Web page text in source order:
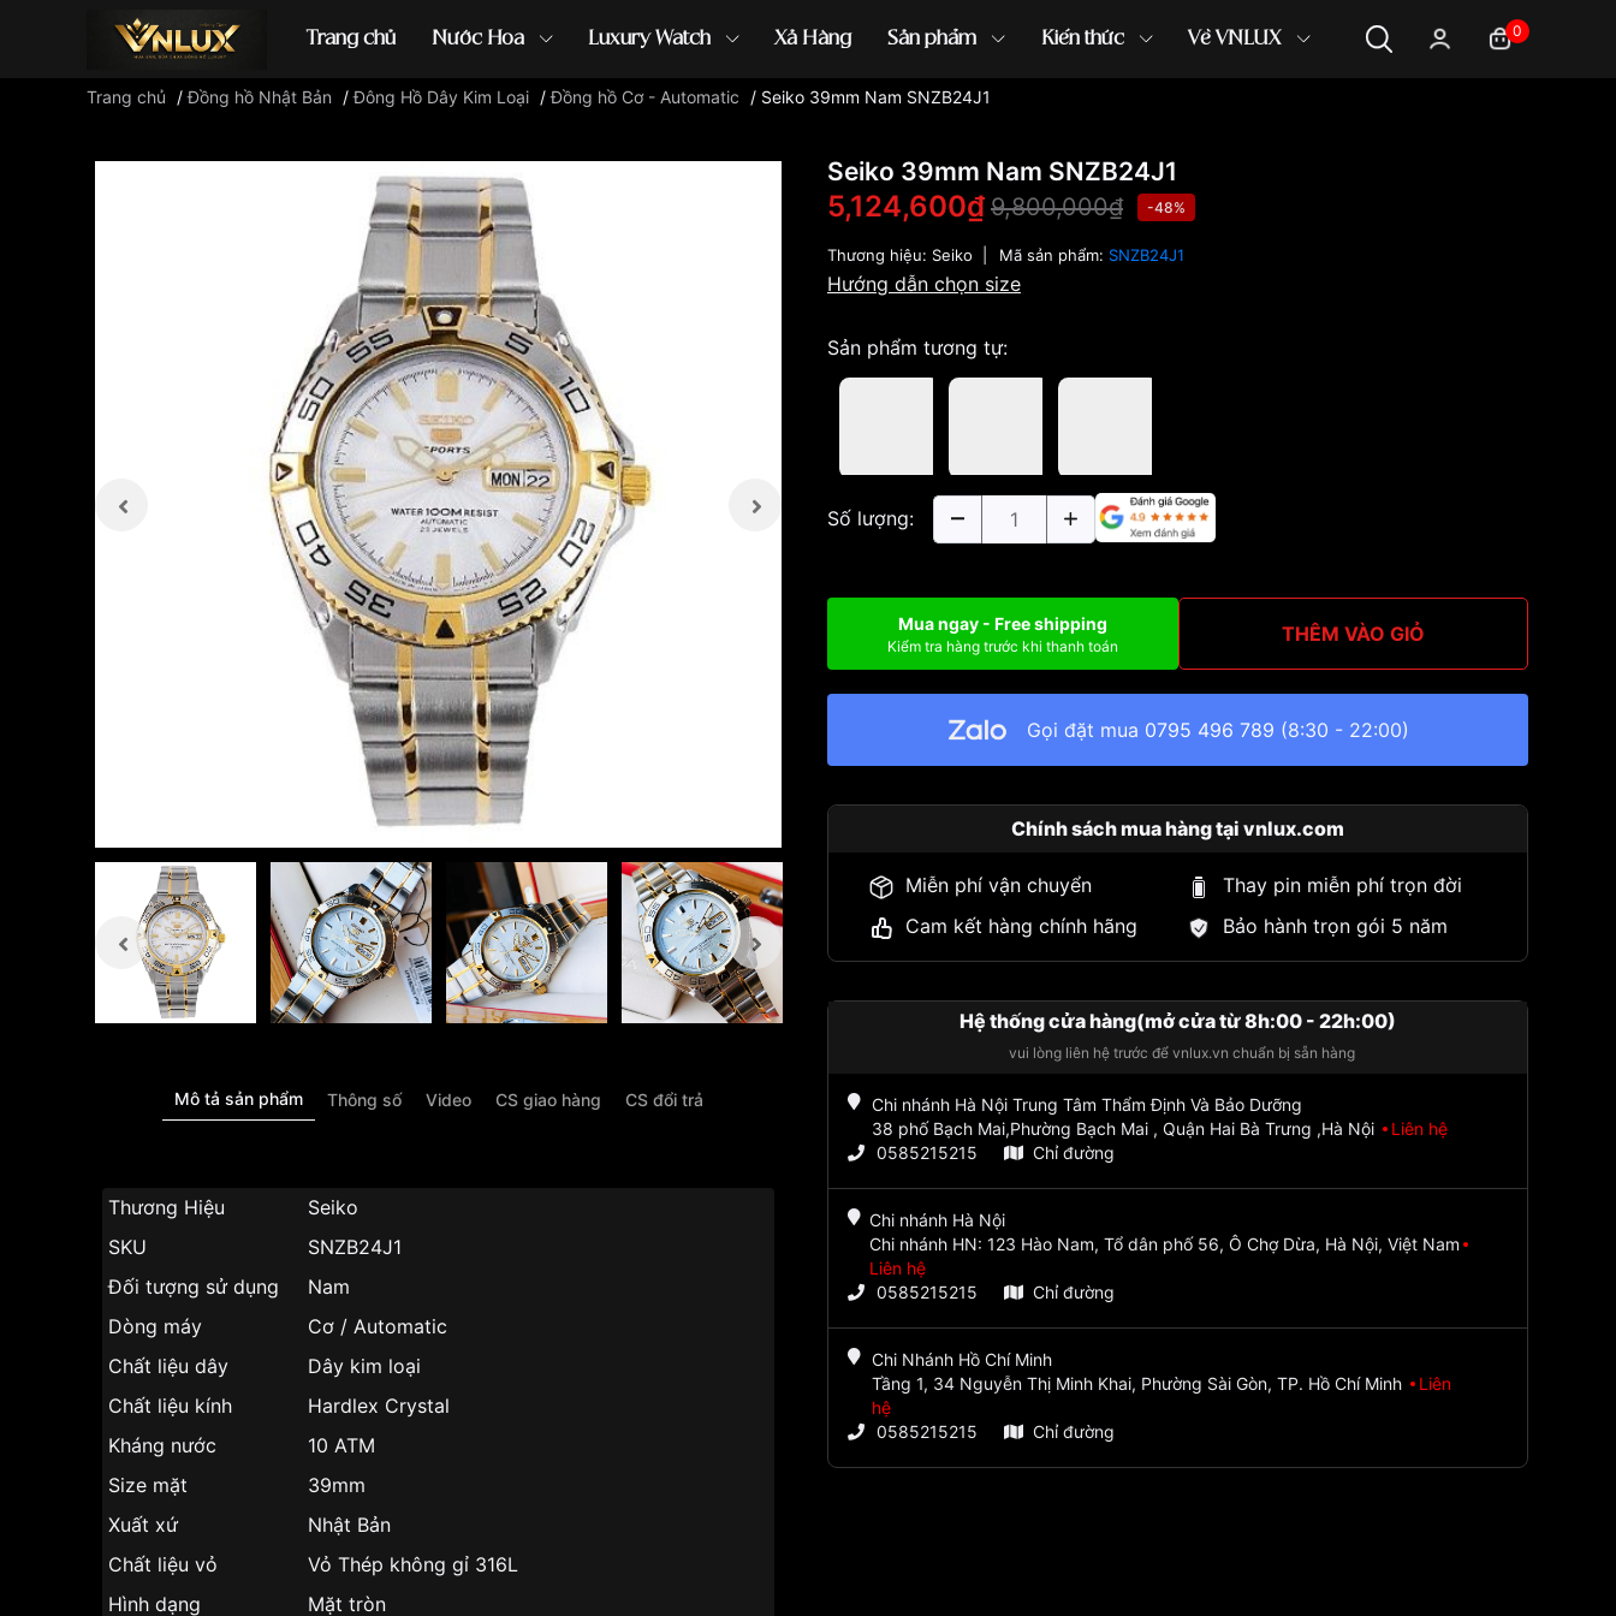
Trang chủ Nước Hoa Luxury Watch Xả Hàng Sản phẩm Kiến thức Về VNLUX 0
Đồng hồ casio đồng hồ G-Shock đồng hồ Orient ...
Trang chủ /Đồng hồ Nhật Bản /Đông Hồ Dây Kim Loại /Đồng hồ Cơ - Automatic / Seiko 39mm Nam SNZB24J1
Mô tả sản phẩm Thông số Video CS giao hàng CS đổi trả
Thương Hiệu
Seiko
SKU
SNZB24J1
Đối tượng sử dụng
Nam
Dòng máy
Cơ / Automatic
Chất liệu dây
Dây kim loại
Chất liệu kính
Hardlex Crystal
Kháng nước
10 ATM
Size mặt
39mm
Xuất xứ
Nhật Bản
Chất liệu vỏ
Vỏ Thép không gỉ 316L
Hình dạng
Mặt tròn
Seiko 39mm Nam SNZB24J1
5,124,600₫ 9,800,000₫ -48%
Thương hiệu: Seiko Mã sản phẩm: SNZB24J1
Hướng dẫn chọn size
Sản phẩm tương tự:
Số lượng:
Mua ngay - Free shipping
Kiểm tra hàng trước khi thanh toán THÊM VÀO GIỎ
Gọi đặt mua 0795 496 789 (8:30 - 22:00)
Chính sách mua hàng tại vnlux.com
Miễn phí vận chuyển
Thay pin miễn phí trọn đời
Cam kết hàng chính hãng
Bảo hành trọn gói 5 năm
Hệ thống cửa hàng(mở cửa từ 8h:00 - 22h:00)
vui lòng liên hệ trước để vnlux.vn chuẩn bị sẵn hàng
Chi nhánh Hà Nội Trung Tâm Thẩm Định Và Bảo Dưỡng
38 phố Bạch Mai,Phường Bạch Mai , Quận Hai Bà Trưng ,Hà Nội
Liên hệ
0585215215
Chỉ đường
Chi nhánh Hà Nội
Chi nhánh HN: 123 Hào Nam, Tổ dân phố 56, Ô Chợ Dừa, Hà Nội, Việt Nam
Liên hệ
0585215215
Chỉ đường
Chi Nhánh Hồ Chí Minh
Tầng 1, 34 Nguyễn Thị Minh Khai, Phường Sài Gòn, TP. Hồ Chí Minh
Liên
hệ
0585215215
Chỉ đường